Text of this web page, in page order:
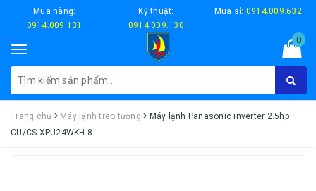
Mua hàng:
0914.009.131
Kỹ thuật:
0914.009.130
Mua sỉ: 0914.009.632
Toggle
navigation
0
Trang chủ Máy lạnh treo tường
Máy lạnh Panasonic inverter 2.5hp
CU/CS-XPU24WKH-8